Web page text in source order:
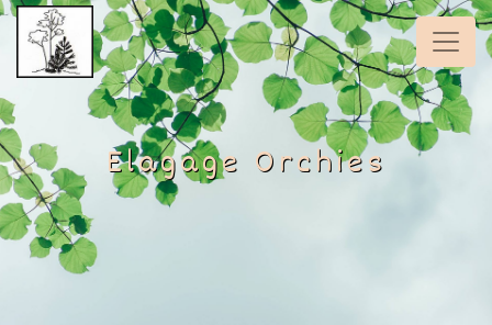
Panneau de gestion des cookies
Elagage Orchies